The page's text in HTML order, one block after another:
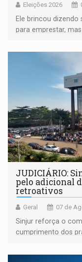
Eleições 2026
Ele brincou dizendo
para emprestar,
JUDICIÁRIO:
pelo adicional
retroativos
Geral 07 de
Sinjur reforça o
cumprimento dos